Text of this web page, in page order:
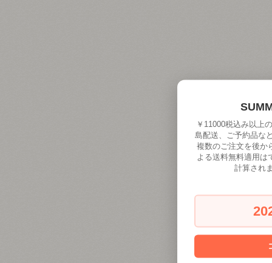
￥11000税込み以上
島配送、ご予約品な
複数のご注文を後か
よる送料無料適用は
計算され